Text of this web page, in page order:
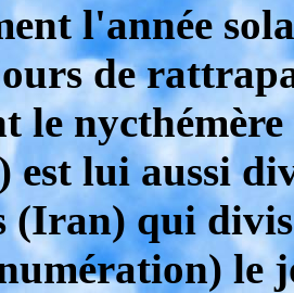
l'année
de
le
est lui aussi
(Iran) qui
le